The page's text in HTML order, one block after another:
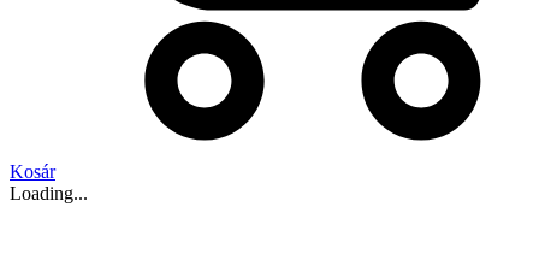
Kosár
Loading...